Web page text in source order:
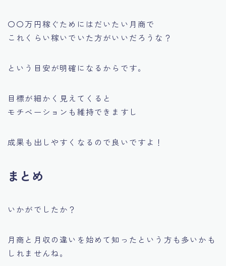
〇〇万円稼ぐためにはだいたい月商で
これくらい稼いでいた方がいいだろうな？
という目安が明確になるからです。
目標が細かく見えてくると
モチベーションも維持できますし
成果も出しやすくなるので良いですよ！
まとめ
いかがでしたか？
月商と月収の違いを始めて知ったという方も多いかも
しれませんね。